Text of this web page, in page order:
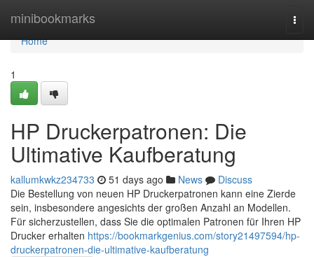
minibookmarks
Home
Home
1
HP Druckerpatronen: Die
Ultimative Kaufberatung
kallumkwkz234733 51 days ago News
Discuss
Die Bestellung von neuen HP Druckerpatronen kann eine Zierde
sein, insbesondere angesichts der großen Anzahl an Modellen.
Für sicherzustellen, dass Sie die optimalen Patronen für Ihren HP
Drucker erhalten https://bookmarkgenius.com/story21497594/hp-
druckerpatronen-die-ultimative-kaufberatung